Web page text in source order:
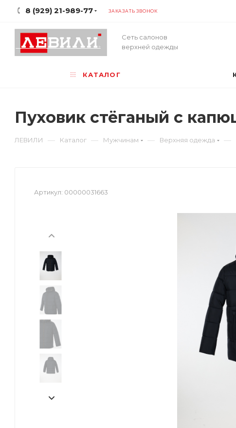
8 (929) 21-989-77 ЗАКАЗАТЬ ЗВОНОК
Сеть салонов
верхней одежды
КАТАЛОГ
Пуховик стёганый с
ЛЕВИЛИ — Каталог — Мужчинам — Верхняя одежда —
Артикул: 00000031663